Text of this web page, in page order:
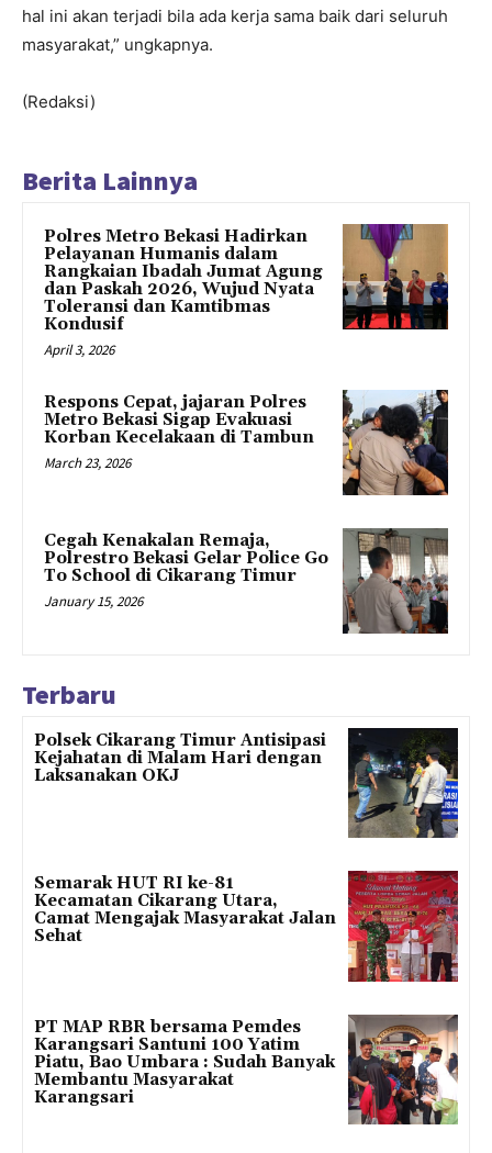
hal ini akan terjadi bila ada kerja sama baik dari seluruh
masyarakat,” ungkapnya.
(Redaksi)
Berita Lainnya
Polres Metro Bekasi Hadirkan
Pelayanan Humanis dalam
Rangkaian Ibadah Jumat Agung
dan Paskah 2026, Wujud Nyata
Toleransi dan Kamtibmas
Kondusif
April 3, 2026
Respons Cepat, jajaran Polres
Metro Bekasi Sigap Evakuasi
Korban Kecelakaan di Tambun
March 23, 2026
Cegah Kenakalan Remaja,
Polrestro Bekasi Gelar Police Go
To School di Cikarang Timur
January 15, 2026
Terbaru
Polsek Cikarang Timur Antisipasi
Kejahatan di Malam Hari dengan
Laksanakan OKJ
Semarak HUT RI ke-81
Kecamatan Cikarang Utara,
Camat Mengajak Masyarakat Jalan
Sehat
PT MAP RBR bersama Pemdes
Karangsari Santuni 100 Yatim
Piatu, Bao Umbara : Sudah Banyak
Membantu Masyarakat
Karangsari